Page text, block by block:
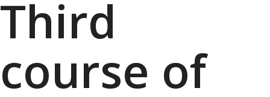
Third
course of